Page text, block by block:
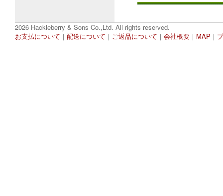
2026 Hackleberry & Sons Co.,Ltd. All rights reserved.
お支払について ｜ 配送について ｜ ご返品について ｜ 会社概要 ｜ MAP ｜